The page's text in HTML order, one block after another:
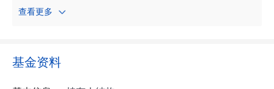
经理。自2015年06月起任富国中证军工指数型证券投资基金基
金经理；自2015年06月起任富国中证新能源汽车指数型证券投
炭指数型证券投资基金基金经理；自2020年04月起任富国中证
银行交易型开放式指数证券投资基金基金经理；自2020年12月
查看更多
基金资料